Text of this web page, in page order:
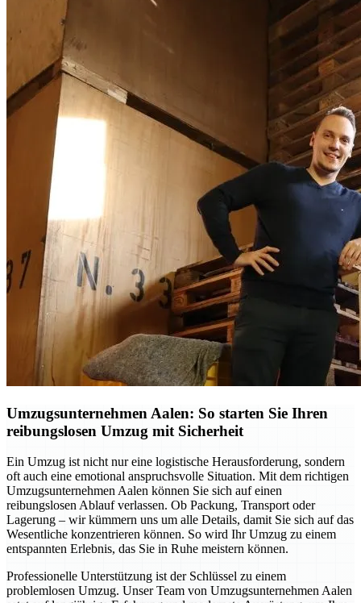
Umzugsunternehmen Aalen: So starten Sie Ihren
reibungslosen Umzug mit Sicherheit
Ein Umzug ist nicht nur eine logistische Herausforderung, sondern
oft auch eine emotional anspruchsvolle Situation. Mit dem richtigen
Umzugsunternehmen Aalen können Sie sich auf einen
reibungslosen Ablauf verlassen. Ob Packung, Transport oder
Lagerung – wir kümmern uns um alle Details, damit Sie sich auf das
Wesentliche konzentrieren können. So wird Ihr Umzug zu einem
entspannten Erlebnis, das Sie in Ruhe meistern können.
Professionelle Unterstützung ist der Schlüssel zu einem
problemlosen Umzug. Unser Team von Umzugsunternehmen Aalen